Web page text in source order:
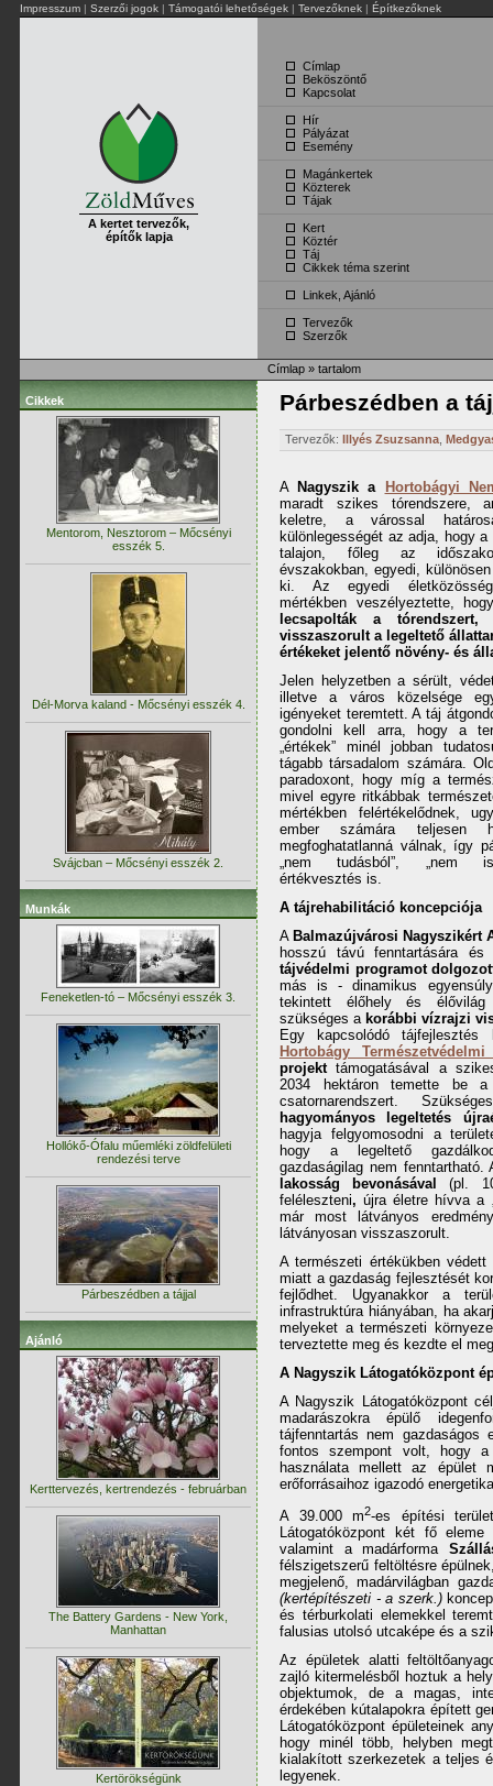
Impresszum | Szerzői jogok | Támogatói lehetőségek | Tervezőknek | Építkezőknek
A kertet tervezők,
építők lapja
Címlap
Beköszöntő
Kapcsolat
Hír
Pályázat
Esemény
Magánkertek
Közterek
Tájak
Kert
Köztér
Táj
Cikkek téma szerint
Linkek, Ajánló
Tervezők
Szerzők
Címlap » tartalom
Cikkek
Mentorom, Nesztorom – Mőcsényi
esszék 5.
Dél-Morva kaland - Mőcsényi esszék 4.
Svájcban – Mőcsényi esszék 2.
Munkák
Feneketlen-tó – Mőcsényi esszék 3.
Hollókő-Ófalu műemléki zöldfelületi
rendezési terve
Párbeszédben a tájjal
Ajánló
Kerttervezés, kertrendezés - februárban
The Battery Gardens - New York,
Manhattan
Kertörökségünk
Párbeszédben a
Tervezők: Illyés Zsuzsanna
A Nagyszik a
Hortobágyi
maradt szikes tórendszere,
keletre, a várossal
különlegességét az adja, hogy
talajon, főleg az
évszakokban, egyedi,
ki. Az egyedi
mértékben veszélyeztette,
lecsapolták a
visszaszorult a legeltető
értékeket jelentő növény- és
Jelen helyzetben a sérült,
illetve a város közelsége
igényeket teremtett. A táj
gondolni kell arra, hogy a
„értékek” minél jobban
tágabb társadalom számára.
paradoxont, hogy míg a
mivel egyre ritkábbak
mértékben felértékelődnek,
ember számára teljesen
megfoghatatlanná válnak, így
„nem tudásból”, „nem
értékvesztés is.
A tájrehabilitáció koncepciója
A Balmazújvárosi Nagyszikért
hosszú távú fenntartására
tájvédelmi programot
más is - dinamikus
tekintett élőhely és élővilág
szükséges a korábbi vízrajzi
Egy kapcsolódó tájfejlesztés
Hortobágy
projekttámogatásával a
2034 hektáron temette be a
csatornarendszert.
hagyományos legeltetés
hagyja felgyomosodni a
hogy a legeltető
gazdaságilag nem
lakosság bevonásával
(pl.
feléleszteni, újra életre hívva a
már most látványos
látványosan visszaszorult.
A természeti értékükben
miatt a gazdaság fejlesztését
fejlődhet. Ugyanakkor a
infrastruktúra hiányában, ha
melyeket a természeti
terveztette meg és kezdte el
A Nagyszik Látogatóközpont
A Nagyszik Látogatóközpont
madarászokra épülő
tájfenntartás nem gazdaságos
fontos szempont volt, hogy
használata mellett az épület
erőforrásaihoz igazodó
A 39.000 m2-es építési
Látogatóközpont két fő
valamint a madárforma
félszigetszerű feltöltésre
megjelenő, madárvilágban
(kertépítészeti - a szerk.)
és térburkolati elemekkel
falusias utolsó utcaképe és a
Az épületek alatti
zajló kitermelésből hoztuk a
objektumok, de a magas,
érdekében kútalapokra épített
Látogatóközpont épületeinek
hogy minél több, helyben
kialakított szerkezetek a teljes
legyenek.